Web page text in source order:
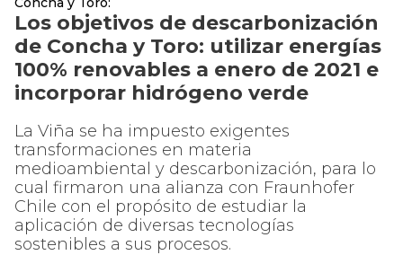
Los objetivos de descarbonización
de Concha y Toro: utilizar energías
100% renovables a enero de 2021 e
incorporar hidrógeno verde
La Viña se ha impuesto exigentes
transformaciones en materia
medioambiental y descarbonización, para lo
cual firmaron una alianza con Fraunhofer
Chile con el propósito de estudiar la
aplicación de diversas tecnologías
sostenibles a sus procesos.